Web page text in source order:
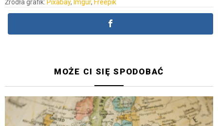
Źródła grafik: Pixabay, Imgur, Freepik
MOŻE CI SIĘ SPODOBAĆ